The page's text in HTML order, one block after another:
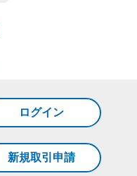
ログイン
新規取引申請